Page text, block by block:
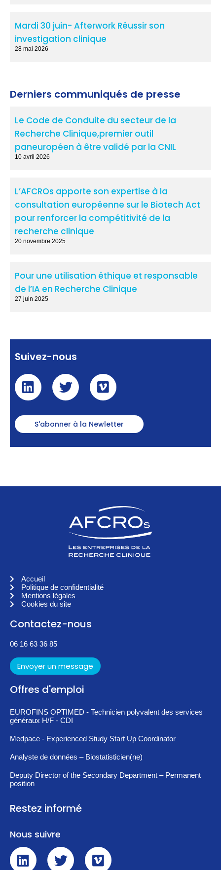
Mardi 30 juin- Afterwork Réussir son
investigation clinique
28 mai 2026
Derniers communiqués de presse
Le Code de Conduite du secteur de la
Recherche Clinique,premier outil
paneuropéen à être validé par la CNIL
10 avril 2026
L’AFCROs apporte son expertise à la
consultation européenne sur le Biotech Act
pour renforcer la compétitivité de la
recherche clinique
20 novembre 2025
Pour une utilisation éthique et responsable
de l’IA en Recherche Clinique
27 juin 2025
Suivez-nous
S'abonner à la Newletter
Accueil
Politique de confidentialité
Mentions légales
Cookies du site
Contactez-nous
06 16 63 36 85
Envoyer un message
Offres d'emploi
EUROFINS OPTIMED - Technicien polyvalent des services
généraux H/F - CDI
Medpace - Experienced Study Start Up Coordinator
Analyste de données – Biostatisticien(ne)
Deputy Director of the Secondary Department – Permanent
position
Restez informé
Nous suivre